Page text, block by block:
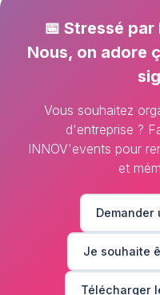
📅 Stressé par
Nous, on adore
Vous souhaitez
d'entreprise ?
INNOV'events pour
et
Demander
Je souhaite
Télécharger